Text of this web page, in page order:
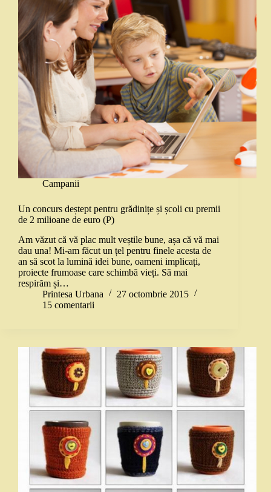
Campanii
Un concurs deștept pentru grădinițe și școli cu premii
de 2 milioane de euro (P)
Am văzut că vă plac mult veștile bune, așa că vă mai
dau una! Mi-am făcut un țel pentru finele acesta de
an să scot la lumină idei bune, oameni implicați,
proiecte frumoase care schimbă vieți. Să mai
respirăm și…
Printesa Urbana
27 octombrie 2015
15 comentarii